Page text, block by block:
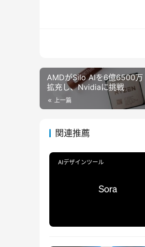
AMDがSilo AIを6億6500万
拡充し、Nvidiaに挑戦
上一篇
関連推薦
AIデザインツール